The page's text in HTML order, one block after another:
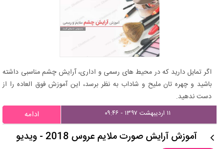
اگر تمایل دارید که در محیط های رسمی و اداری، آرایش چشم مناسبی داشته
باشید و چهره تان ملیح و شاداب به نظر برسد، این آموزش فوق العاده را از
دست ندهید.
۱۱ اردیبهشت ۱۳۹۷ - ۰۹:۴۶ ادامه
آموزش آرایش صورت ملایم عروس 2018 - ویدیو